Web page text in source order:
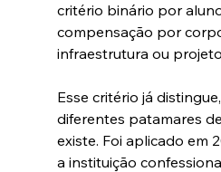
critério binário por
compensação por
infraestrutura ou
Esse critério já
diferentes patamares
existe. Foi aplicado em
a instituição